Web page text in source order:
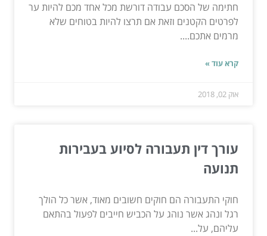
חתימה של הסכם עבודה דורשת מכל אחד מכם להיות ער
לפרטים הקטנים וזאת אם תרצו להיות בטוחים שלא
מרמים אתכם....
קרא עוד »
אוק 02, 2018
עורך דין תעבורה לסיוע בעבירות
תנועה
חוקי התעבורה הם חוקים חשובים מאוד, אשר כל הולך
רגל ונהג אשר נוהג על הכביש חייבים לפעול בהתאם
עליהם, על...